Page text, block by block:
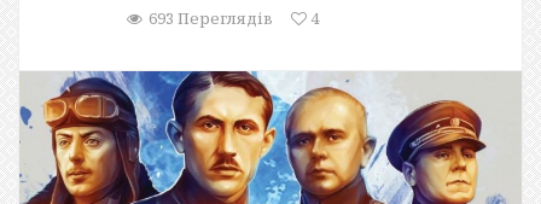
693 Переглядів
4